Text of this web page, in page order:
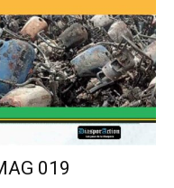
019